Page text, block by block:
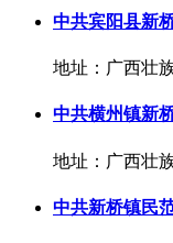
中共宾阳县新
地址：广西壮
中共横州镇新
地址：广西壮
中共新桥镇民